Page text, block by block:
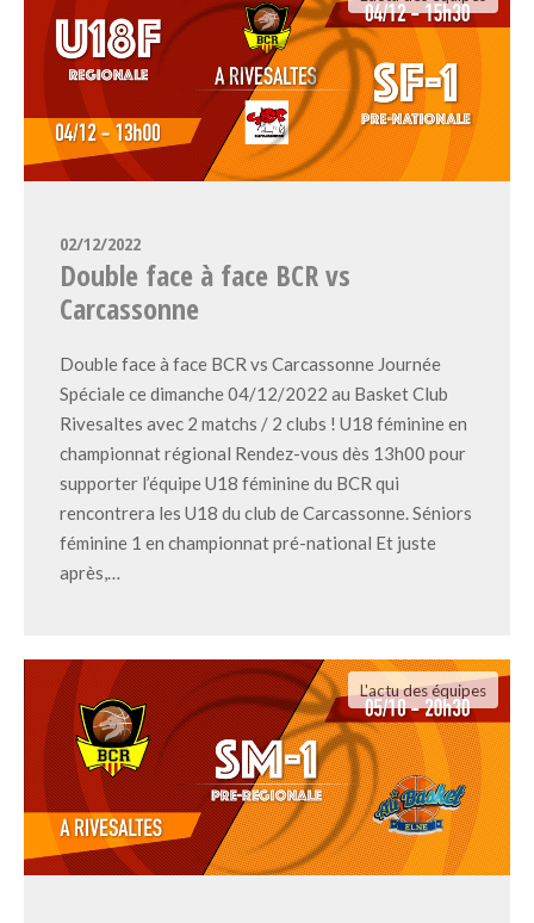
02/12/2022
Double face à face BCR vs
Carcassonne
Double face à face BCR vs Carcassonne Journée
Spéciale ce dimanche 04/12/2022 au Basket Club
Rivesaltes avec 2 matchs / 2 clubs ! U18 féminine en
championnat régional Rendez-vous dès 13h00 pour
supporter l’équipe U18 féminine du BCR qui
rencontrera les U18 du club de Carcassonne. Séniors
féminine 1 en championnat pré-national Et juste
après,…
L'actu des équipes